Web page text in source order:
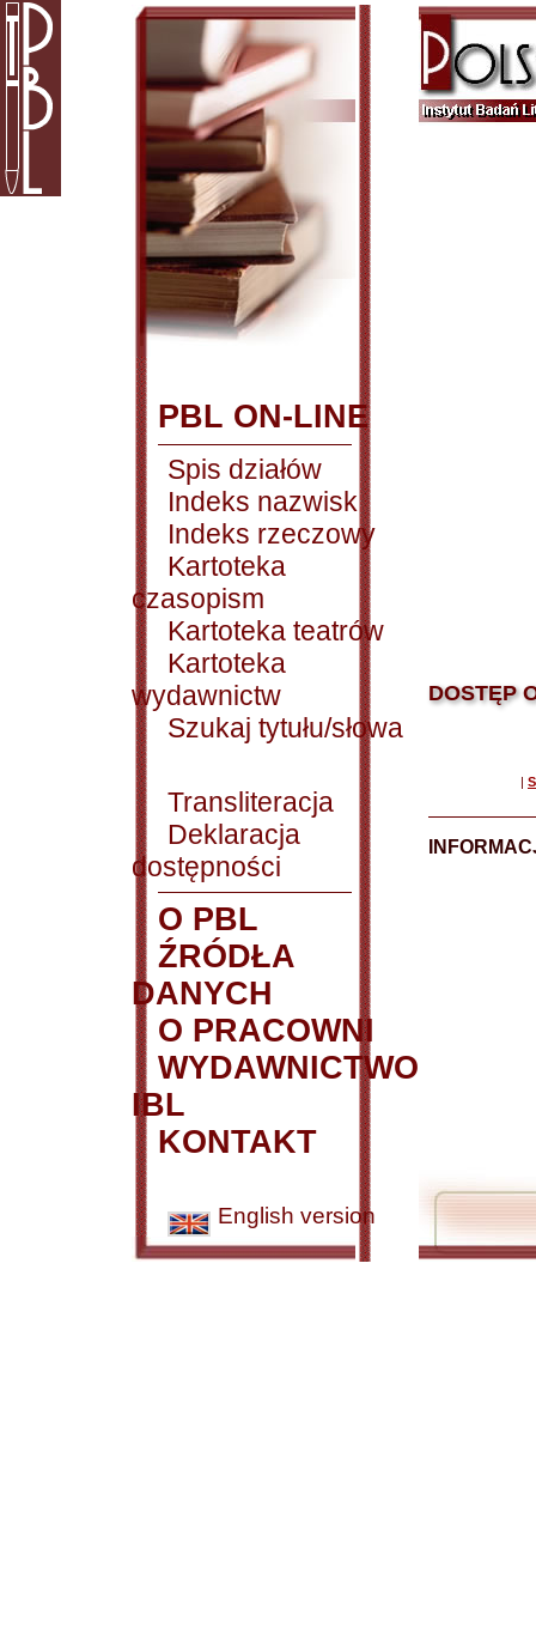
PBL ON-LINE
Spis działów
Indeks nazwisk
Indeks rzeczowy
Kartoteka
czasopism
Kartoteka teatrów
Kartoteka
wydawnictw
Szukaj tytułu/słowa
Transliteracja
Deklaracja
dostępności
O PBL
ŹRÓDŁA
DANYCH
O PRACOWNI
WYDAWNICTWO
IBL
KONTAKT
English version
DOSTĘP
|